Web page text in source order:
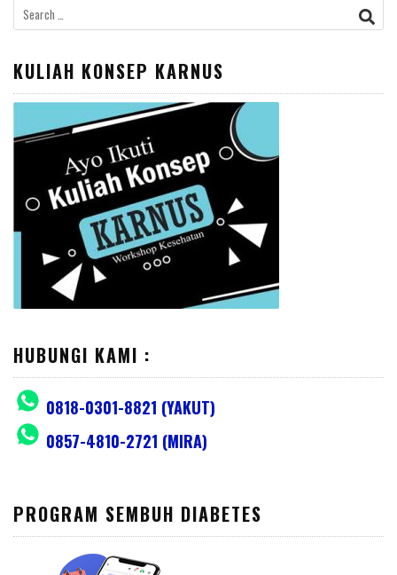
Search
for:
KULIAH KONSEP KARNUS
HUBUNGI KAMI :
0818-0301-8821 (YAKUT)
0857-4810-2721 (MIRA)
PROGRAM SEMBUH DIABETES